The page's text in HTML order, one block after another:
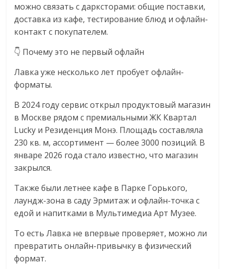
можно связать с дарксторами: общие поставки,
доставка из кафе, тестирование блюд и офлайн-
контакт с покупателем.
👇 Почему это не первый офлайн
Лавка уже несколько лет пробует офлайн-
форматы.
В 2024 году сервис открыл продуктовый магазин
в Москве рядом с премиальными ЖК Квартал
Lucky и Резиденция Монэ. Площадь составляла
230 кв. м, ассортимент — более 3000 позиций. В
январе 2026 года стало известно, что магазин
закрылся.
Также были летнее кафе в Парке Горького,
лаундж-зона в саду Эрмитаж и офлайн-точка с
едой и напитками в Мультимедиа Арт Музее.
То есть Лавка не впервые проверяет, можно ли
превратить онлайн-привычку в физический
формат.